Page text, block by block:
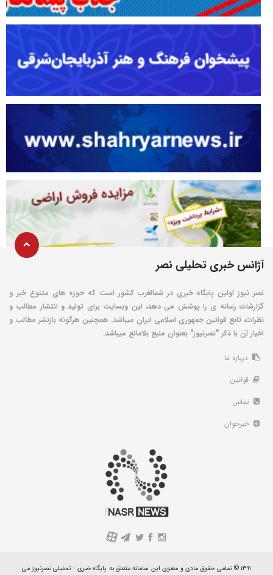
آژانس خبری تحلیلی نصر
نصر نیوز اولین پایگاه خبری در شمالغرب کشور است که حوزه های متنوع خبر و
گزارشات رسانه ی را پوشش می دهد، این وبسایت برای تولید و انتشار مطالب و
نظرات، تابع قوانین جمهوری اسلامی ایران میباشد. همچنین هرگونه بازنشر مطالب و
اخبار آن با ذکر "نصرنیوز" بعنوان منبع بلامانع میباشد.
درباره ما
قوانین
تماس
خبرخوان
A
۱۳۹۱ © تمامی حقوق مادی و معنوی این سامانه متعلق به پایگاه خبری - تحلیلی نصرنیوز می